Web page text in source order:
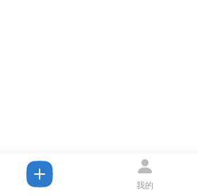
我的